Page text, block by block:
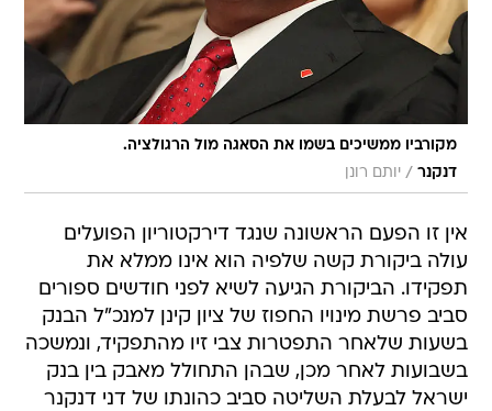
מקורביו ממשיכים בשמו את הסאגה מול הרגולציה.
דנקנר / יותם רונן
אין זו הפעם הראשונה שנגד דירקטוריון הפועלים
עולה ביקורת קשה שלפיה הוא אינו ממלא את
תפקידו. הביקורת הגיעה לשיא לפני חודשים ספורים
סביב פרשת מינויו החפוז של ציון קינן למנכ"ל הבנק
בשעות שלאחר התפטרות צבי זיו מהתפקיד, ונמשכה
בשבועות לאחר מכן, שבהן התחולל מאבק בין בנק
ישראל לבעלת השליטה סביב כהונתו של דני דנקנר